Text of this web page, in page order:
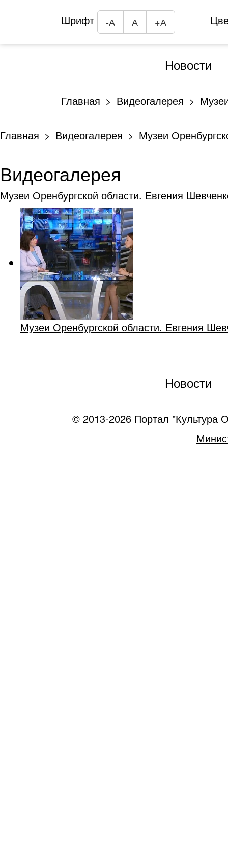
Шрифт -А А +А
Новости
Главная Видеогалерея
Главная Видеогалерея Музеи
Видеогалерея
Музеи Оренбургской области. Евгения
Музеи Оренбургской области. Евгения
Новости
© 2013-2026 Портал "Культура